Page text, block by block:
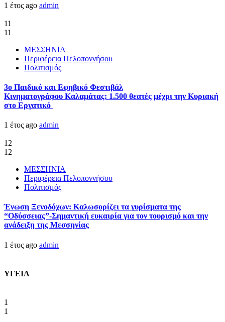
1 έτος ago admin
11
11
ΜΕΣΣΗΝΙΑ
Περιφέρεια Πελοποννήσου
Πολιτισμός
3ο Παιδικό και Εφηβικό Φεστιβάλ
Κινηματογράφου Καλαμάτας: 1.500 θεατές μέχρι την Κυριακή
στο Εργατικό
1 έτος ago admin
12
12
ΜΕΣΣΗΝΙΑ
Περιφέρεια Πελοποννήσου
Πολιτισμός
Ένωση Ξενοδόχων: Καλωσορίζει τα γυρίσματα της
“Οδύσσειας”-Σημαντική ευκαιρία για τον τουρισμό και την
ανάδειξη της Μεσσηνίας
1 έτος ago admin
ΥΓΕΙΑ
1
1